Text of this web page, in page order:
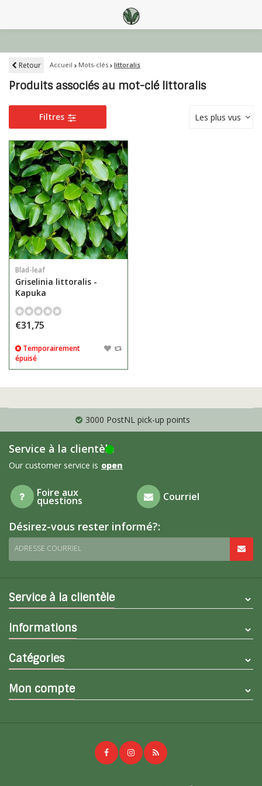
Retour Accueil Mots-clés littoralis
Produits associés au mot-clé littoralis
Filtres Les plus vus
Blad-leaf
Griselinia littoralis -
Kapuka
€31,75
Temporairement
épuisé
3000 PostNL pick-up points
Service à la clientèle
Our customer service is open
Foire aux
questions Courriel
Désirez-vous rester informé?:
ADRESSE COURRIEL
Service à la clientèle
Informations
Catégories
Mon compte